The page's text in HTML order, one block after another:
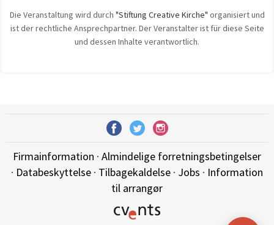
Die Veranstaltung wird durch "Stiftung Creative Kirche" organisiert und
ist der rechtliche Ansprechpartner. Der Veranstalter ist für diese Seite
und dessen Inhalte verantwortlich.
Firmainformation · Almindelige forretningsbetingelser
· Databeskyttelse · Tilbagekaldelse · Jobs · Information
til arrangør